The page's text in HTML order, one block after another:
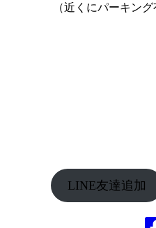
（近くにパーキン
LINE友達追加